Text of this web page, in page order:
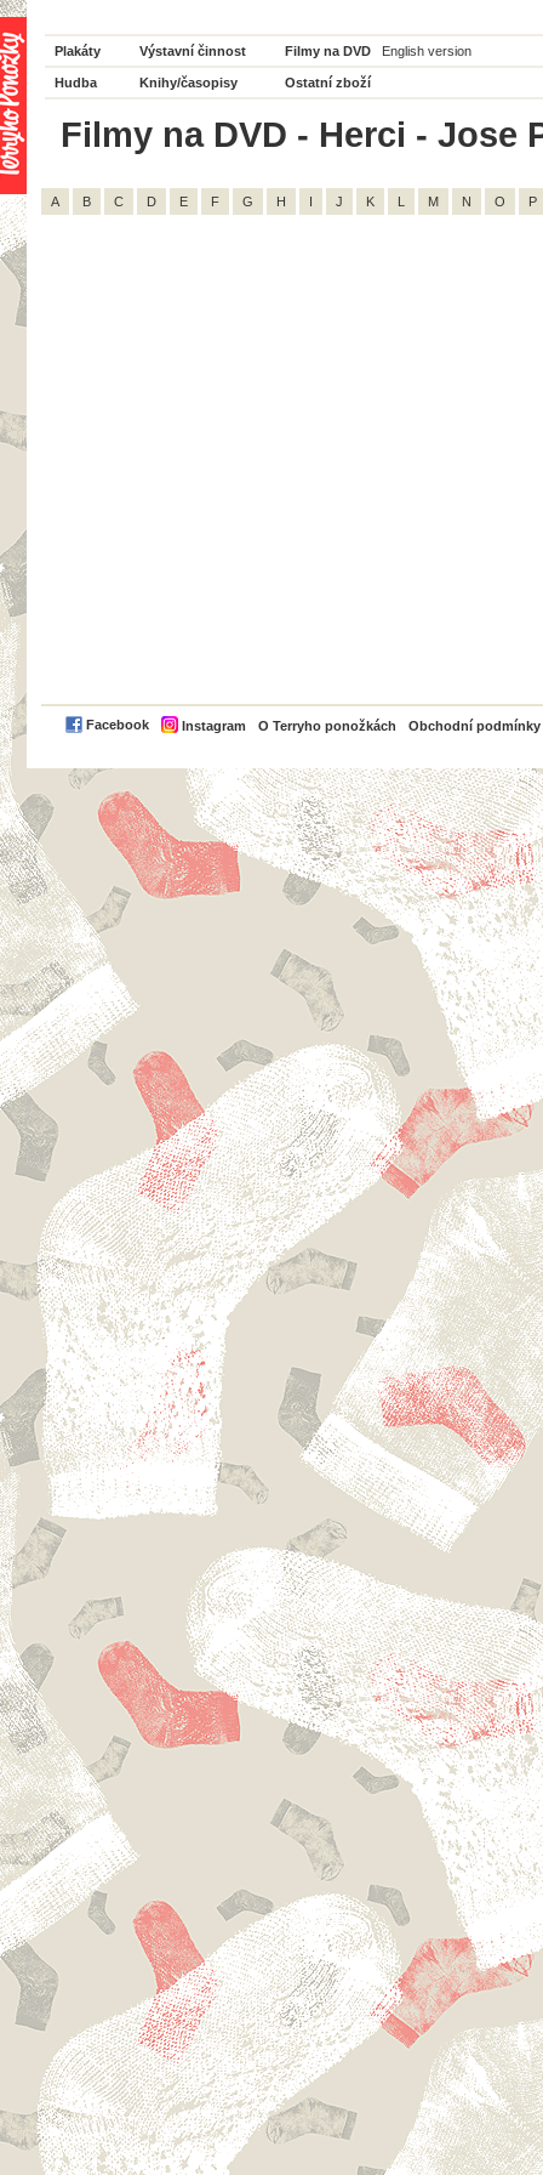
Plakáty Výstavní činnost Filmy na DVD English version
Hudba Knihy/časopisy Ostatní zboží
Filmy na DVD - Herci - Jose
A B C D E F G H I J K L M N O P
Facebook Instagram O Terryho ponožkách Obchodní podmínky
PayPal